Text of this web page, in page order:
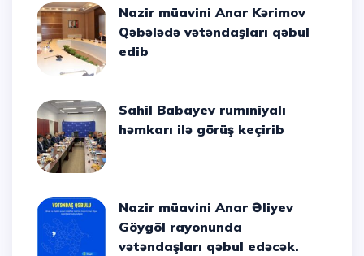
Nazir müavini Anar Kərimov
Qəbələdə vətəndaşları qəbul
edib
Sahil Babayev rumıniyalı
həmkarı ilə görüş keçirib
Nazir müavini Anar Əliyev
Göygöl rayonunda
vətəndaşları qəbul edəcək.